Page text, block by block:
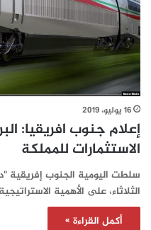
16 يوليو، 2019
إعلام جنوب افريقيا:
الاستثمارات للمملكة
سلطت اليومية الجنوب إفريقية
الثلاثاء، على الأهمية
أكمل القراءة »